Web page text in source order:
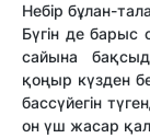
Небір бұлан-
Бүгін де барыс
сайына
қоңыр күзден
бассүйегін
он үш жасар